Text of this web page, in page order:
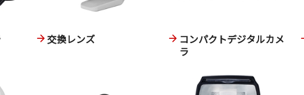
交換レンズ
コンパクトデジタルカメ
ラ